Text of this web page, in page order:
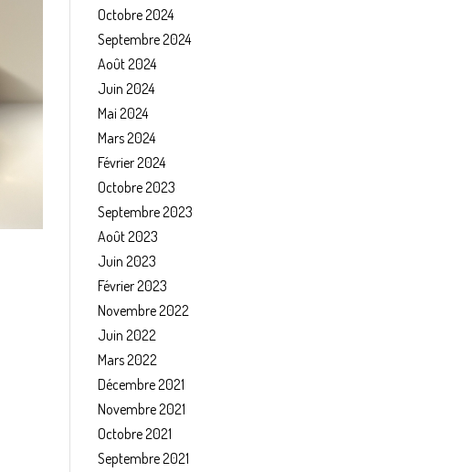
Octobre 2024
Septembre 2024
Août 2024
Juin 2024
Mai 2024
Mars 2024
Février 2024
Octobre 2023
Septembre 2023
Août 2023
Juin 2023
Février 2023
Novembre 2022
Juin 2022
Mars 2022
Décembre 2021
Novembre 2021
Octobre 2021
Septembre 2021